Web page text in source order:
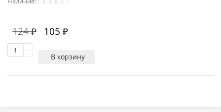
124 ₽ 105 ₽
В корзину